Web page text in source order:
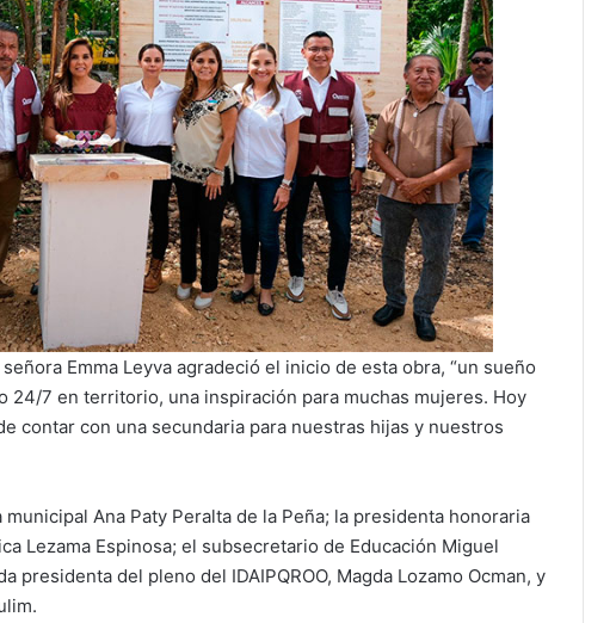
Emma Leyva agradeció el inicio de esta obra, “un sueño
24/7 en territorio, una inspiración para muchas mujeres. Hoy
contar con una secundaria para nuestras hijas y nuestros
Ana Paty Peralta de la Peña; la presidenta honoraria
Lezama Espinosa; el subsecretario de Educación Miguel
presidenta del pleno del IDAIPQROO, Magda Lozamo Ocman, y